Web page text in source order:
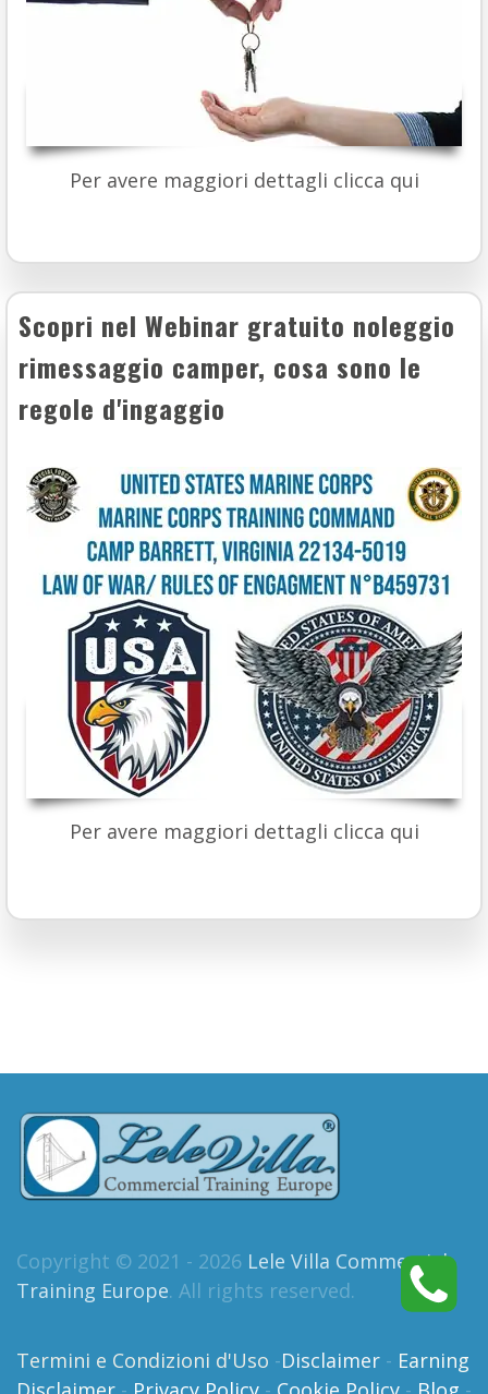
Per avere maggiori dettagli clicca qui
Scopri nel Webinar gratuito noleggio
rimessaggio camper, cosa sono le
regole d'ingaggio
Per avere maggiori dettagli clicca qui
Copyright © 2021 - 2026 Lele Villa Commercial
Training Europe. All rights reserved.
Termini e Condizioni d'Uso -Disclaimer - Earning